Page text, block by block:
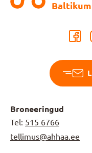
Broneeringud
Tel: 515 6766
tellimus@ahhaa.ee